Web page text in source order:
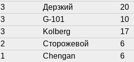
3 Дерзкий 20
3 G-101 10
3 Kolberg 17
2 Сторожевой 6
1 Chengan 6